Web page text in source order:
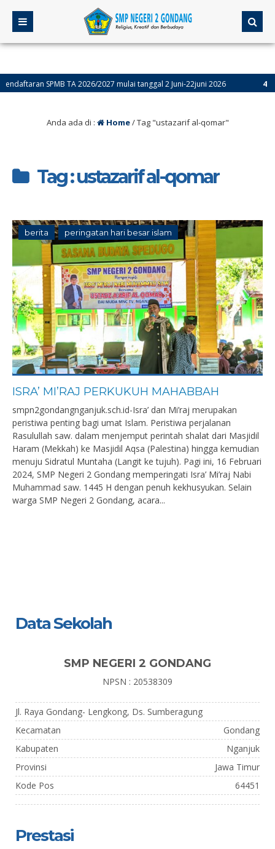
SPMB TA 2026/2027 mulai tanggal 2 Juni-22juni 2026 4
Anda ada di : Home/Tag "ustazarif al-qomar"
Tag : ustazarif al-qomar
berita peringatan hari besar islam
ISRA’ MI’RAJ PERKUKUH MAHABBAH
smpn2gondangnganjuk.sch.id-Isra’ dan Mi’raj merupakan
peristiwa penting bagi umat Islam. Peristiwa perjalanan
Rasulullah saw. dalam menjemput perintah shalat dari Masjidil
Haram (Mekkah) ke Masjidil Aqsa (Palestina) hingga kemudian
menuju Sidratul Muntaha (Langit ke tujuh). Pagi ini, 16 Februari
2024, SMP Negeri 2 Gondang memperingati Isra’ Mi’raj Nabi
Muhammad saw. 1445 H dengan penuh kekhusyukan. Selain
warga SMP Negeri 2 Gondang, acara...
Data Sekolah
SMP NEGERI 2 GONDANG
NPSN : 20538309
Jl. Raya Gondang- Lengkong, Ds. Sumberagung
Kecamatan
Gondang
Kabupaten
Nganjuk
Provinsi
Jawa Timur
Kode Pos
64451
Prestasi